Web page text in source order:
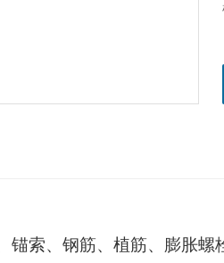
锚索、钢筋、植筋、膨胀螺